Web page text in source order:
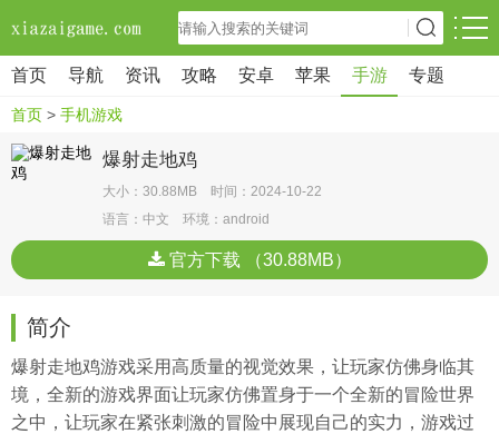
首页 导航 资讯 攻略 安卓 苹果 手游 专题
首页 > 手机游戏
爆射走地鸡
大小：30.88MB 时间：2024-10-22
语言：中文 环境：android
官方下载 （30.88MB）
简介
爆射走地鸡游戏采用高质量的视觉效果，让玩家仿佛身临其
境，全新的游戏界面让玩家仿佛置身于一个全新的冒险世界
之中，让玩家在紧张刺激的冒险中展现自己的实力，游戏过